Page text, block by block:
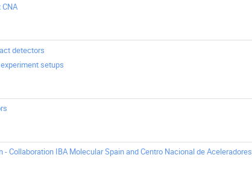
detectors
setups
Collaboration IBA Molecular Spain and Centro Nacional de Aceleradores